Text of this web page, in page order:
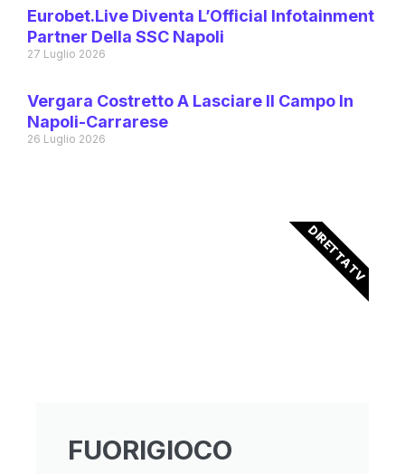
Eurobet.live Diventa L’Official Infotainment
Partner Della SSC Napoli
27 Luglio 2026
Vergara Costretto A Lasciare Il Campo In
Napoli-Carrarese
26 Luglio 2026
FUORIGIOCO
DIRETTA TV